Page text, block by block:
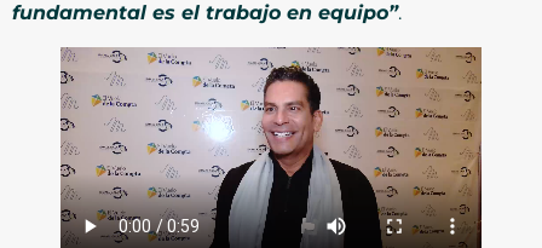
fundamental es el trabajo en equipo”.